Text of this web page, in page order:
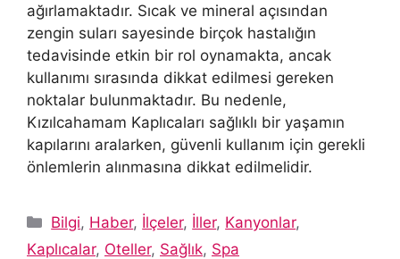
ağırlamaktadır. Sıcak ve mineral açısından
zengin suları sayesinde birçok hastalığın
tedavisinde etkin bir rol oynamakta, ancak
kullanımı sırasında dikkat edilmesi gereken
noktalar bulunmaktadır. Bu nedenle,
Kızılcahamam Kaplıcaları sağlıklı bir yaşamın
kapılarını aralarken, güvenli kullanım için gerekli
önlemlerin alınmasına dikkat edilmelidir.
Kategoriler
Bilgi, Haber, İlçeler, İller, Kanyonlar,
Kaplıcalar, Oteller, Sağlık, Spa